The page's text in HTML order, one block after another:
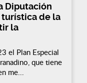
Diputación
de la
la
el Plan Especial
que tiene
me...